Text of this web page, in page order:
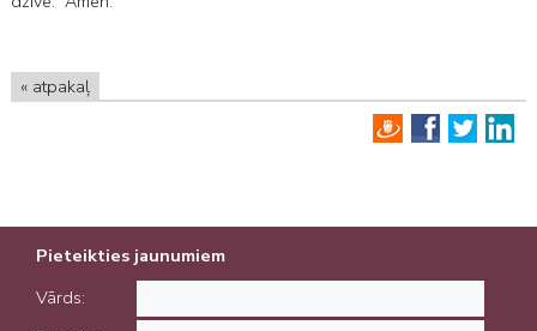
« atpakaļ
Pieteikties jaunumiem
Vārds: